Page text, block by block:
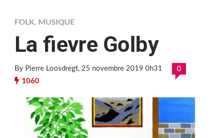
FOLK, MUSIQUE
La fievre Golby
By Pierre Loosdregt, 25 novembre 2019 0h31
0
1060